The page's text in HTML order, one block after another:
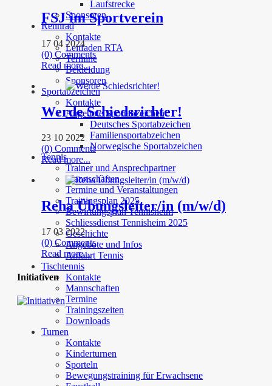
Laufstrecke
Sponsoren
Rennrad
Kontakte
Leitfaden RTA
Termine
Bekleidung
Sponsoren
Sportabzeichen
Kontakte
Angebote Sportabzeichen
Deutsches Sportabzeichen
Familiensportabzeichen
Norwegische Sportabzeichen
Tennis
Trainer und Ansprechpartner
Mannschaften
Termine und Veranstaltungen
Trainingsplan 2025
Bewirtungsplan Tennisheim
Schliessdienst Tennisheim 2025
Geschichte
Angebote und Infos
Anfahrt Tennis
Tischtennis
Kontakte
Mannschaften
Termine
Trainingszeiten
Downloads
Turnen
Kontakte
Kinderturnen
Sporteln
Bewegungstraining für Erwachsene
FSJ im Sportverein
17 04 2024
(0) Comments
Read more...
Werde Schiedsrichter!
23 10 2022
(0) Comments
Read more...
Reha Übungsleiter/in (m/w/d)
17 03 2022
(0) Comments
Read more...
Initiativen